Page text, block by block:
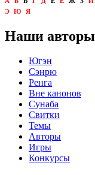
Э
Ю Я
Наши авторы
Югэн
Сэнрю
Ренга
Вне канонов
Сунаба
Свитки
Темы
Авторы
Игры
Конкурсы